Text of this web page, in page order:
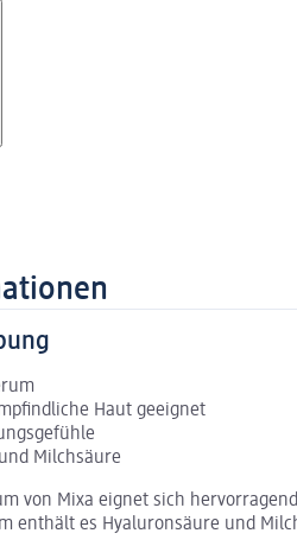
Haut geeignet
Milchsäure
von Mixa eignet sich
enthält es Hyaluronsäure und